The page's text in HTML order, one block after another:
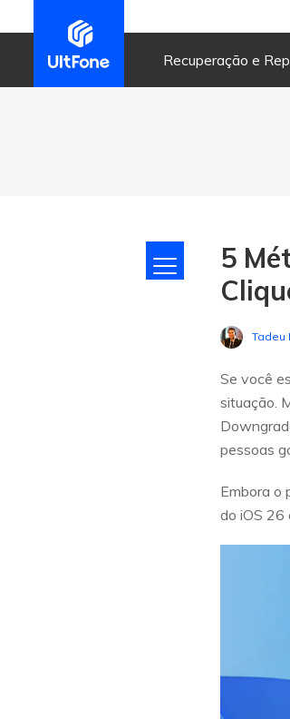
Recuperação e
5
Tadeu
Se você
situação.
pessoas
Embora o
do iOS 26